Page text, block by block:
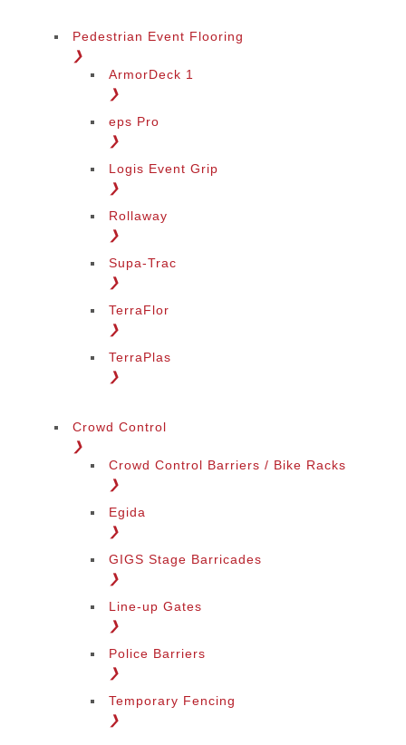
Pedestrian Event Flooring
❯
ArmorDeck 1
❯
eps Pro
❯
Logis Event Grip
❯
Rollaway
❯
Supa-Trac
❯
TerraFlor
❯
TerraPlas
❯
Crowd Control
❯
Crowd Control Barriers / Bike Racks
❯
Egida
❯
GIGS Stage Barricades
❯
Line-up Gates
❯
Police Barriers
❯
Temporary Fencing
❯